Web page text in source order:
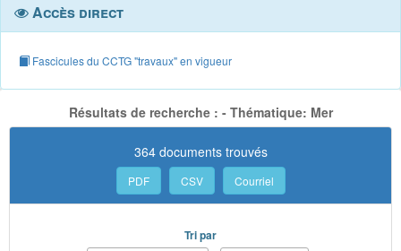
Accès direct
Fascicules du CCTG "travaux" en vigueur
Résultats de recherche : - Thématique: Mer
364 documents trouvés
PDF CSV Courriel
Tri par